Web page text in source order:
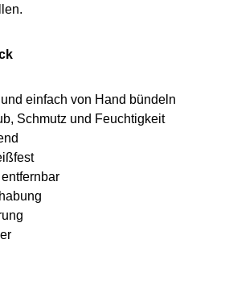
einfach von Hand bündeln
Schmutz und Feuchtigkeit